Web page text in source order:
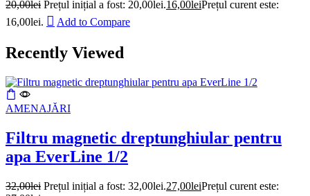
20,00lei Prețul inițial a fost: 20,00lei.16,00leiPrețul curent este:
16,00lei.
Add to Compare
Recently Viewed
AMENAJĂRI
Filtru magnetic dreptunghiular pentru
apa EverLine 1/2
32,00lei Prețul inițial a fost: 32,00lei.27,00leiPrețul curent este: